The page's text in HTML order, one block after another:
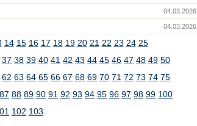
04.03.2026
04.03.2026
14 15 16 17 18 19 20 21 22 23 24 25
37 38 39 40 41 42 43 44 45 46 47 48 49 50
62 63 64 65 66 67 68 69 70 71 72 73 74 75
87 88 89 90 91 92 93 94 95 96 97 98 99 100
102 103